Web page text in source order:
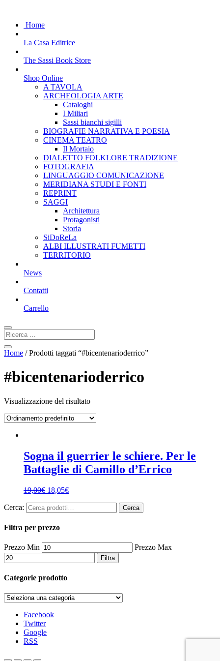
Home
La Casa Editrice
The Sassi Book Store
Shop Online
A TAVOLA
ARCHEOLOGIA ARTE
Cataloghi
I Miliari
Sassi bianchi sigilli
BIOGRAFIE NARRATIVA E POESIA
CINEMA TEATRO
Il Mortaio
DIALETTO FOLKLORE TRADIZIONE
FOTOGRAFIA
LINGUAGGIO COMUNICAZIONE
MERIDIANA STUDI E FONTI
REPRINT
SAGGI
Architettura
Protagonisti
Storia
SiDoReLa
ALBI ILLUSTRATI FUMETTI
TERRITORIO
News
Contatti
Carrello
Home / Prodotti taggati “#bicentenarioderrico”
#bicentenarioderrico
Visualizzazione del risultato
Sogna il guerrier le schiere. Per le
Battaglie di Camillo d’Errico
19,00€ 18,05€
Cerca: Cerca
Filtra per prezzo
Prezzo Min Prezzo Max
Filtra
Categorie prodotto
Facebook
Twitter
Google
RSS